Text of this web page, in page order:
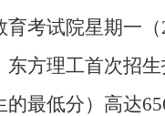
育考试院星期一
东方理工首次招
的最低分）高达